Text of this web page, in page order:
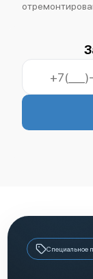
Специальное